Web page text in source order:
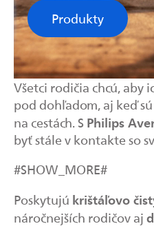
Produkty
Všetci rodičia chcú, aby
pod dohľadom, aj keď
na cestách. S Philips
byť stále v kontakte so
#SHOW_MORE#
Poskytujú krištáľovo
náročnejších rodičov aj